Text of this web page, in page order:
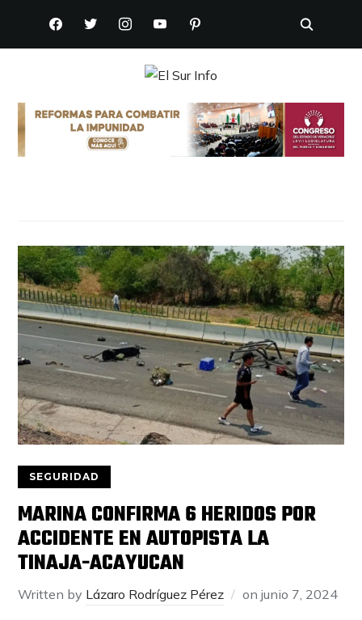
FACEBOOKTWITTERINSTAGRAMYOUTUBEPINTEREST
SEGURIDAD
MARINA CONFIRMA 6 HERIDOS POR
ACCIDENTE EN AUTOPISTA LA
TINAJA-ACAYUCAN
Written by Lázaro Rodríguez Pérez onjunio 7, 2024